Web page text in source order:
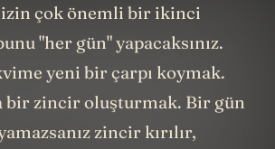
çok önemli bir ikinci
"her gün" yapacaksınız.
yeni bir çarpı koymak.
bir zincir oluşturmak. Bir gün
zincir kırılır,